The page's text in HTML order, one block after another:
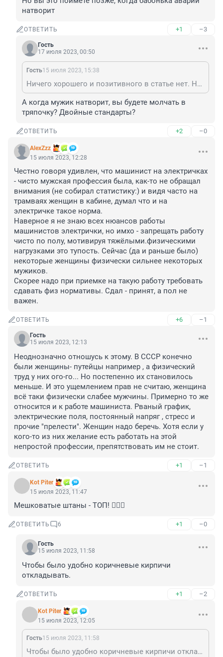
натворит
ОТВЕТИТЬ +1 –3
Гость
17 июля 2023, 00:50
Гость15 июля 2023, 15:38
Ничего хорошего и позитивного в статье нет. Но вы это поймёте позже, когда бабонька аварий натворит
А когда мужик натворит, вы будете молчать в
тряпочку? Двойные стандарты?
ОТВЕТИТЬ +2 –0
AlexZzz
15 июля 2023, 12:28
Честно говоря удивлен, что машинист на электричках
- чисто мужская профессия была, как-то не обращал
внимания (не собирал статистику:) и видя часто на
трамваях женщин в кабине, думал что и на
электричке такое норма.
Наверное я не знаю всех нюансов работы
машинистов электрички, но имхо - запрещать работу
чисто по полу, мотивируя тяжёлыми.физическими
нагрузками это тупость. Сейчас (да и раньше было)
некоторые женщины физически сильнее некоторых
мужиков.
Скорее надо при приемке на такую работу требовать
сдавать физ нормативы. Сдал - принят, а пол не
важен.
ОТВЕТИТЬ +6 –1
Гость
15 июля 2023, 12:13
Неоднозначно отношусь к этому. В СССР конечно
были женщины- путейцы например , а физический
труд у них ого-го... Но постепенно их становилось
меньше. И это ущемлением прав не считаю, женщина
всё таки физически слабее мужчины. Примерно то же
относится и к работе машиниста. Рваный график,
электрические поля, постоянный напряг , стресс и
прочие "прелести". Женщин надо беречь. Хотя если у
кого-то из них желание есть работать на этой
непростой профессии, препятствовать им не стоит.
ОТВЕТИТЬ +1 –1
Kot Piter
15 июля 2023, 11:47
Мешковатые штаны - ТОП! 👍🏼😸
ОТВЕТИТЬ 6 +1 –0
Гость
15 июля 2023, 11:58
Чтобы было удобно коричневые кирпичи
откладывать.
ОТВЕТИТЬ +1 –2
Kot Piter
15 июля 2023, 12:05
Гость15 июля 2023, 11:58
Чтобы было удобно коричневые кирпичи откладывать.